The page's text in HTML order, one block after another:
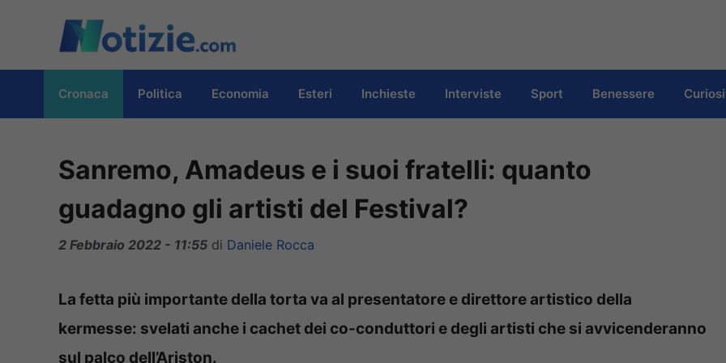
contenuto
Cronaca Politica Economia Esteri Inchieste Interviste Sport Benessere
Sanremo, Amadeus e i suoi fratelli: quanto
guadagno gli artisti del Festival?
2 Febbraio 2022 - 11:55 di Daniele Rocca
La fetta più importante della torta va al presentatore e direttore artistico della
kermesse: svelati anche i cachet dei co-conduttori e degli artisti che si avvicenderanno
sul palco dell’Ariston.